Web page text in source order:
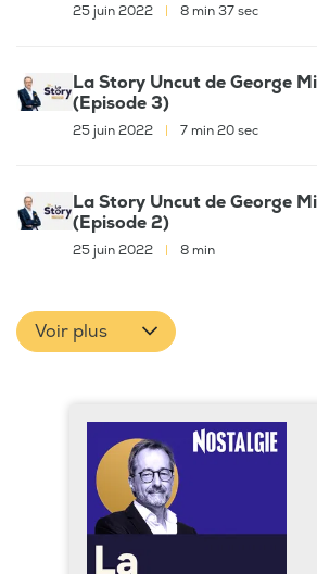
25 juin 2022 8 min 37 sec
La Story Uncut de George
(Episode 3)
25 juin 2022 7 min 20 sec
La Story Uncut de George
(Episode 2)
25 juin 2022 8 min
Voir plus